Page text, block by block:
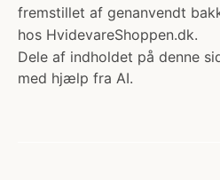
fremstillet af genanvendt
hos HvidevareShoppen.dk.
Dele af indholdet på denne
med hjælp fra AI.